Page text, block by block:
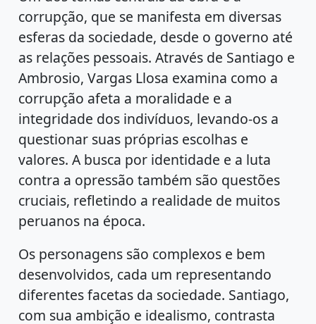
corrupção, que se manifesta em diversas
esferas da sociedade, desde o governo até
as relações pessoais. Através de Santiago e
Ambrosio, Vargas Llosa examina como a
corrupção afeta a moralidade e a
integridade dos indivíduos, levando-os a
questionar suas próprias escolhas e
valores. A busca por identidade e a luta
contra a opressão também são questões
cruciais, refletindo a realidade de muitos
peruanos na época.
Os personagens são complexos e bem
desenvolvidos, cada um representando
diferentes facetas da sociedade. Santiago,
com sua ambição e idealismo, contrasta